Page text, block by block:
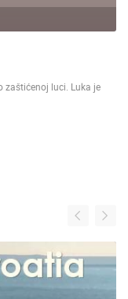
zaštićenoj luci. Luka je